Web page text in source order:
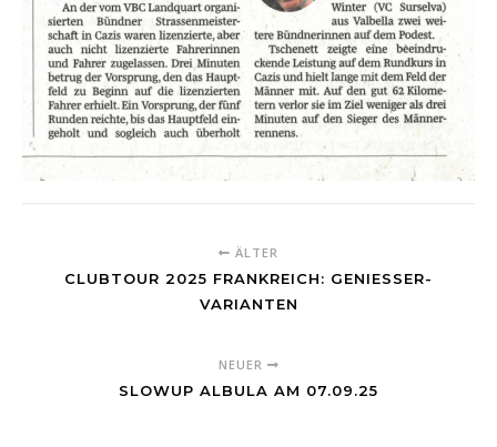
ÄLTER
CLUBTOUR 2025 FRANKREICH: GENIESSER-
VARIANTEN
NEUER
SLOWUP ALBULA AM 07.09.25